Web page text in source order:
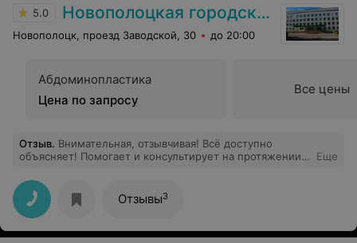
5.0 Новополоцкая городская поликлиника №4
Новополоцк, проезд Заводской, 30 до 20:00
Абдоминопластика
Цена по запросу
Все цены
Отзыв. Внимательная, отзывчивая! Всё доступно
объясняет! Помогает и консультирует на протяжении
Еще
Отзывы3